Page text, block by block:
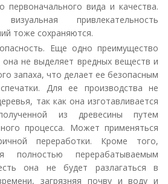
первоначального вида и качества.
привлекательность
тоже сохраняются.
Еще одно преимущество
не выделяет вредных веществ и
запаха, что делает ее безопасным
Для ее производства не
так как она изготавливается
из древесины путем
процесса. Может применяться
переработки. Кроме того,
полностью перерабатываемым
она не будет разлагаться в
загрязняя почву и воду и